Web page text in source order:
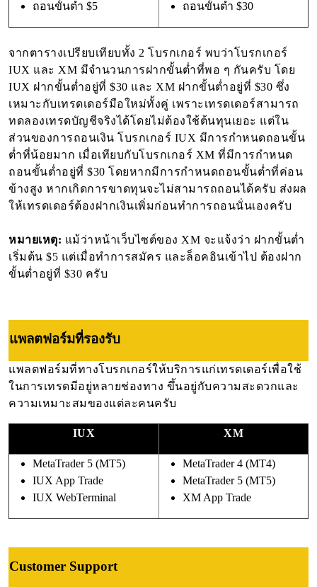
ถอนขั้นต่ำ $5
ถอนขั้นต่ำ $30
จากตารางเปรียบเทียบทั้ง 2 โบรกเกอร์ พบว่าโบรกเกอร์
IUX และ XM มีจำนวนการฝากขั้นต่ำที่พอ ๆ กันครับ โดย
IUX ฝากขั้นต่ำอยู่ที่ $30 และ XM ฝากขั้นต่ำอยู่ที่ $30 ซึ่ง
เหมาะกับเทรดเดอร์มือใหม่ทั้งคู่ เพราะเทรดเดอร์สามารถ
ทดลองเทรดบัญชีจริงได้โดยไม่ต้องใช้ต้นทุนเยอะ แต่ใน
ส่วนของการถอนเงิน โบรกเกอร์ IUX มีการกำหนดถอนขั้น
ต่ำที่น้อยมาก เมื่อเทียบกับโบรกเกอร์ XM ที่มีการกำหนด
ถอนขั้นต่ำอยู่ที่ $30 โดยหากมีการกำหนดถอนขั้นต่ำที่ค่อน
ข้างสูง หากเกิดการขาดทุนจะไม่สามารถถอนได้ครับ ส่งผล
ให้เทรดเดอร์ต้องฝากเงินเพิ่มก่อนทำการถอนนั่นเองครับ
หมายเหตุ: แม้ว่าหน้าเว็บไซต์ของ XM จะแจ้งว่า ฝากขั้นต่ำ
เริ่มต้น $5 แต่เมื่อทำการสมัคร และล็อคอินเข้าไป ต้องฝาก
ขั้นต่ำอยู่ที่ $30 ครับ
แพลตฟอร์มที่รองรับ
แพลตฟอร์มที่ทางโบรกเกอร์ให้บริการแก่เทรดเดอร์เพื่อใช้
ในการเทรดมีอยู่หลายช่องทาง ขึ้นอยู่กับความสะดวกและ
ความเหมาะสมของแต่ละคนครับ
IUX XM
MetaTrader 5 (MT5)
IUX App Trade
IUX WebTerminal
MetaTrader 4 (MT4)
MetaTrader 5 (MT5)
XM App Trade
Customer Support